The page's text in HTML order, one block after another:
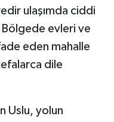
ulaşımda ciddi
Bölgede evleri ve
eden mahalle
dile
Uslu, yolun